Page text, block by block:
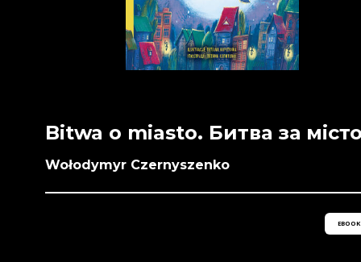
Bitwa o miasto. Битва за
Wołodymyr Czernyszenko
EBOOK